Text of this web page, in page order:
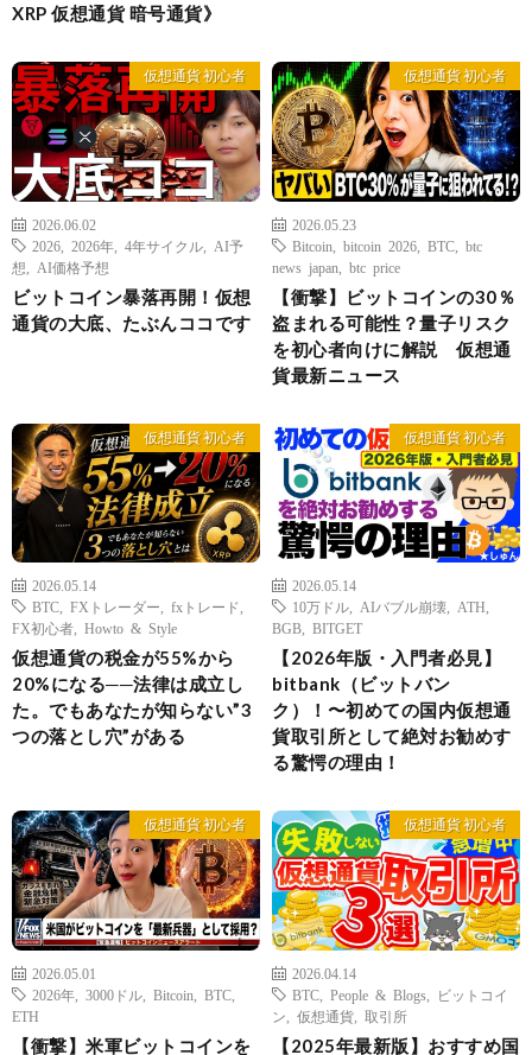
XRP 仮想通貨 暗号通貨》
仮想通貨 初心者
2026.06.02
2026
2026年 4年サイクル
AI予
想
AI価格予想
ビットコイン暴落再開！仮想
通貨の大底、たぶんココです
仮想通貨 初心者
2026.05.23
Bitcoin
bitcoin 2026 BTC
btc
news japan
btc price
【衝撃】ビットコインの30％
盗まれる可能性？量子リスク
を初心者向けに解説 仮想通
貨最新ニュース
仮想通貨 初心者
2026.05.14
BTC
FXトレーダー fxトレード
FX初心者
Howto & Style
仮想通貨の税金が55%から
20%になる──法律は成立し
た。でもあなたが知らない”3
つの落とし穴”がある
仮想通貨 初心者
2026.05.14
10万ドル
AIバブル崩壊 ATH
BGB
BITGET
【2026年版・入門者必見】
bitbank（ビットバン
ク）！〜初めての国内仮想通
貨取引所として絶対お勧めす
る驚愕の理由！
仮想通貨 初心者
2026.05.01
2026年
3000ドル Bitcoin BTC
ETH
【衝撃】米軍ビットコインを
仮想通貨 初心者
2026.04.14
BTC
People & Blogs
ビットコイ
ン
仮想通貨 取引所
【2025年最新版】おすすめ国